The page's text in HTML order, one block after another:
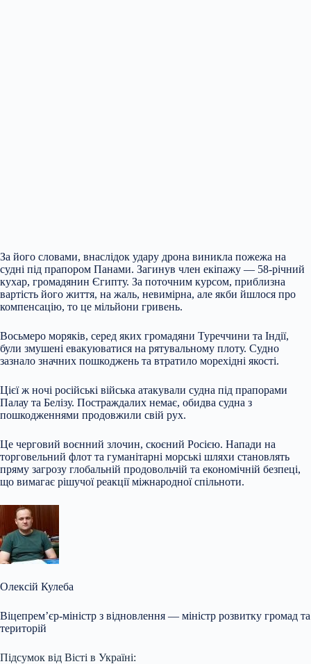
За його словами, внаслідок удару дрона виникла пожежа на
судні під прапором Панами. Загинув член екіпажу — 58-річний
кухар, громадянин Єгипту. За поточним курсом, приблизна
вартість його життя, на жаль, невимірна, але якби йшлося про
компенсацію, то це мільйони гривень.
Восьмеро моряків, серед яких громадяни Туреччини та Індії,
були змушені евакуюватися на рятувальному плоту. Судно
зазнало значних пошкоджень та втратило морехідні якості.
Цієї ж ночі російські війська атакували судна під прапорами
Палау та Белізу. Постраждалих немає, обидва судна з
пошкодженнями продовжили свій рух.
Це черговий воєнний злочин, скоєний Росією. Напади на
торговельний флот та гуманітарні морські шляхи становлять
пряму загрозу глобальній продовольчій та економічній безпеці,
що вимагає рішучої реакції міжнародної спільноти.
Олексій Кулеба
Віцепрем’єр-міністр з відновлення — міністр розвитку громад та
територій
Підсумок від Вісті в Україні: